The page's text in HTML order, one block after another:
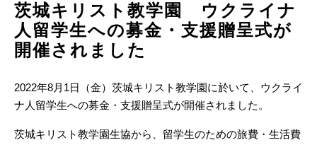
茨城キリスト教学園 ウクライナ
人留学生への募金・支援贈呈式が
開催されました
2022年8月1日（金）茨城キリスト教学園に於いて、ウクライ
ナ人留学生への募金・支援贈呈式が開催されました。
茨城キリスト教学園生協から、留学生のための旅費・生活費